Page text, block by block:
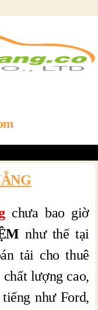
chưa bao giờ
như thế tại
tải cho thuê
lượng cao,
như Ford,